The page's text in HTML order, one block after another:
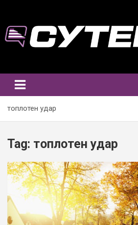
content
топлотен удар
Tag: топлотен удар